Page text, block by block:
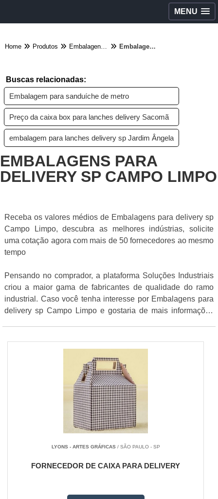
MENU
Home Produtos Embalagens diversas - Categoria Embalagens para delivery sp Campo Limpo
Buscas relacionadas:
Embalagem para sanduíche de metro
Preço da caixa box para lanches delivery Sacomã
embalagem para lanches delivery sp Jardim Ângela
EMBALAGENS PARA
DELIVERY SP CAMPO LIMPO
Receba os valores médios de Embalagens para delivery sp
Campo Limpo, descubra as melhores indústrias, solicite
uma cotação agora com mais de 50 fornecedores ao mesmo
tempo
Pensando no comprador, a plataforma Soluções Industriais
criou a maior gama de fabricantes de qualidade do ramo
industrial. Caso você tenha interesse por Embalagens para
delivery sp Campo Limpo e gostaria de mais informações
LYONS - ARTES GRÁFICAS/ SÃO PAULO - SP
FORNECEDOR DE CAIXA PARA DELIVERY